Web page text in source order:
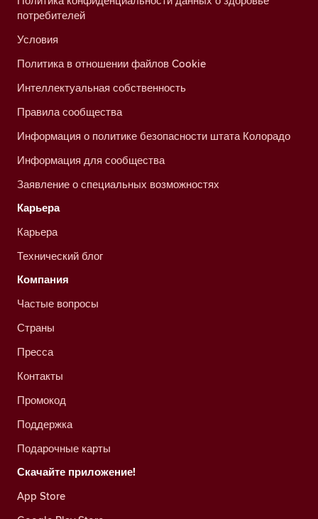
потребителей
Условия
Политика в отношении файлов Cookie
Интеллектуальная собственность
Правила сообщества
Информация о политике безопасности штата Колорадо
Информация для сообщества
Заявление о специальных возможностях
Карьера
Карьера
Технический блог
Компания
Частые вопросы
Страны
Пресса
Контакты
Промокод
Поддержка
Подарочные карты
Скачайте приложение!
App Store